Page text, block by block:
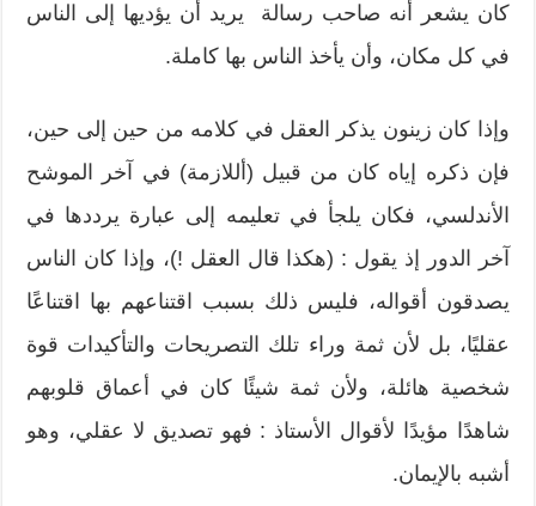
كان يشعر أنه صاحب رسالة يريد أن يؤديها إلى الناس
في كل مكان، وأن يأخذ الناس بها كاملة.
وإذا كان زينون يذكر العقل في كلامه من حين إلى حين،
فإن ذكره إياه كان من قبيل (أللازمة) في آخر الموشح
الأندلسي، فكان يلجأ في تعليمه إلى عبارة يرددها في
آخر الدور إذ يقول : (هكذا قال العقل !)، وإذا كان الناس
يصدقون أقواله، فليس ذلك بسبب اقتناعهم بها اقتناعًا
عقليًا، بل لأن ثمة وراء تلك التصريحات والتأكيدات قوة
شخصية هائلة، ولأن ثمة شيئًا كان في أعماق قلوبهم
شاهدًا مؤيدًا لأقوال الأستاذ : فهو تصديق لا عقلي، وهو
أشبه بالإيمان.